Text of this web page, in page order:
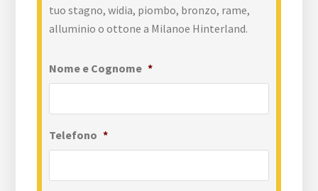
tuo stagno, widia, piombo, bronzo, rame,
alluminio o ottone a Milanoe Hinterland.
Nome e Cognome *
Telefono *